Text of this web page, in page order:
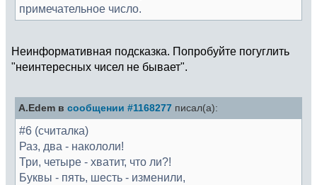
примечательное число.
Неинформативная подсказка. Попробуйте погуглить
"неинтересных чисел не бывает".
A.Edem в сообщении #1168277 писал(а):
#6 (считалка)
Раз, два - накололи!
Три, четыре - хватит, что ли?!
Буквы - пять, шесть - изменили,